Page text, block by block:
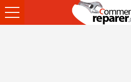
Ouvrir
le